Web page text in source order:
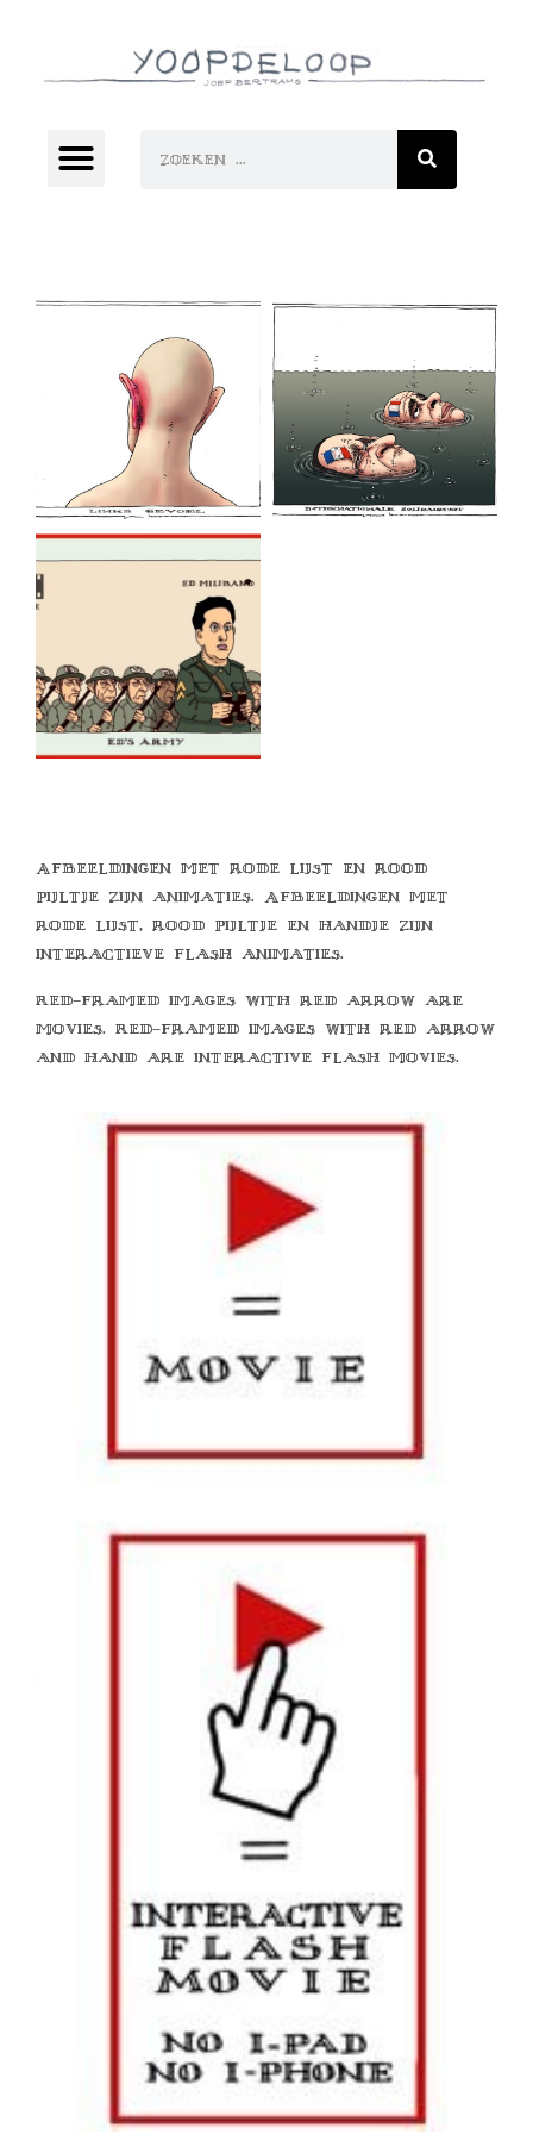
Afbeeldingen met rode lijst en rood
pijltje zijn animaties. Afbeeldingen met
rode lijst, rood pijltje en handje zijn
interactieve flash animaties.
Red-framed images with red arrow are
movies. Red-framed images with red arrow
and hand are interactive flash movies.